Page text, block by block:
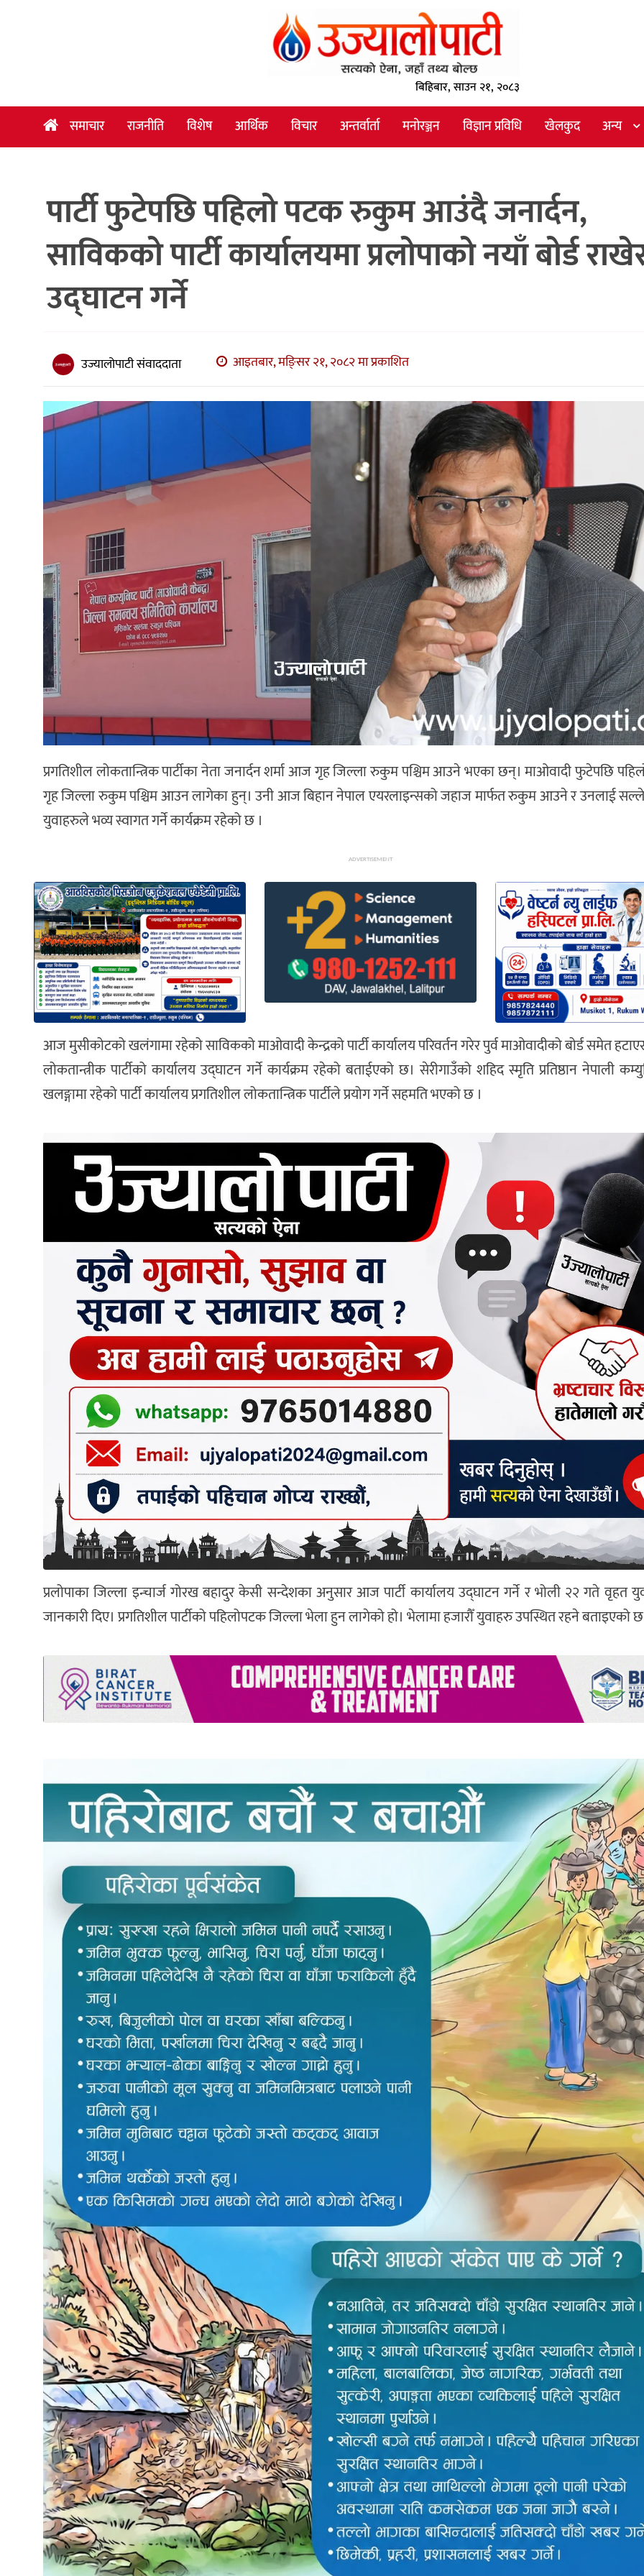
विशेष
अन्तर्वार्ता
विज्ञान
खेलकुद
बिहिबार, साउन २१, २०८३
समाचार राजनीति विशेष आर्थिक विचार अन्तर्वार्ता मनोरञ्जन विज्ञान प्रविधि खेलकुद अन्य
पार्टी फुटेपछि पहिलो पटक रुकुम आउंदै जनार्दन,
साविकको पार्टी कार्यालयमा प्रलोपाको नयाँ बोर्ड
उद्घाटन गर्ने
उज्यालोपाटी संवाददाता आइतबार, मङि्सर २१, २०८२ मा प्रकाशित
प्रगतिशील लोकतान्त्रिक पार्टीका नेता जनार्दन शर्मा आज गृह जिल्ला रुकुम पश्चिम आउने भएका छन्। माओवादी फुटेपछि
गृह जिल्ला रुकुम पश्चिम आउन लागेका हुन्। उनी आज बिहान नेपाल एयरलाइन्सको जहाज मार्फत रुकुम आउने र उनलाई सल्ले
युवाहरुले भव्य स्वागत गर्ने कार्यक्रम रहेको छ ।
ADVERTISEMENT
आज मुसीकोटको खलंगामा रहेको साविकको माओवादी केन्द्रको पार्टी कार्यालय परिवर्तन गरेर पुर्व माओवादीको बोर्ड समेत
लोकतान्त्रीक पार्टीको कार्यालय उद्घाटन गर्ने कार्यक्रम रहेको बताईएको छ। सेरीगाउँको शहिद स्मृति प्रतिष्ठान नेपाली
खलङ्गामा रहेको पार्टी कार्यालय प्रगतिशील लोकतान्त्रिक पार्टीले प्रयोग गर्ने सहमति भएको छ ।
प्रलोपाका जिल्ला इन्चार्ज गोरख बहादुर केसी सन्देशका अनुसार आज पार्टी कार्यालय उद्घाटन गर्ने र भोली २२ गते वृहत
जानकारी दिए। प्रगतिशील पार्टीको पहिलोपटक जिल्ला भेला हुन लागेको हो। भेलामा हजारौँ युवाहरु उपस्थित रहने बताइएको